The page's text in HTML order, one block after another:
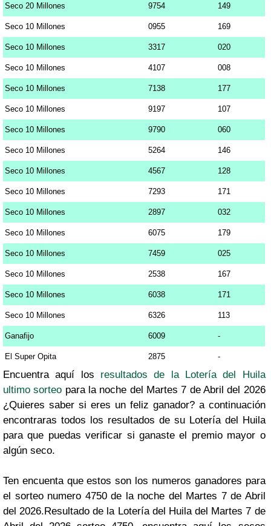
Seco 20 Millones 9754 149
Seco 10 Millones 0955 169
Seco 10 Millones 3317 020
Seco 10 Millones 4107 008
Seco 10 Millones 7138 177
Seco 10 Millones 9197 107
Seco 10 Millones 9790 060
Seco 10 Millones 5264 146
Seco 10 Millones 4567 128
Seco 10 Millones 7293 171
Seco 10 Millones 2897 032
Seco 10 Millones 6075 179
Seco 10 Millones 7459 025
Seco 10 Millones 2538 167
Seco 10 Millones 6038 171
Seco 10 Millones 6326 113
Ganafijo 6009 -
El Super Opita 2875 -
Encuentra aquí los resultados de la Lotería del Huila
ultimo sorteo para la noche del Martes 7 de Abril del 2026
¿Quieres saber si eres un feliz ganador? a continuación
encontraras todos los resultados de su Lotería del Huila
para que puedas verificar si ganaste el premio mayor o
algún seco.
Ten encuenta que estos son los numeros ganadores para
el sorteo numero 4750 de la noche del Martes 7 de Abril
del 2026.Resultado de la Lotería del Huila del Martes 7 de